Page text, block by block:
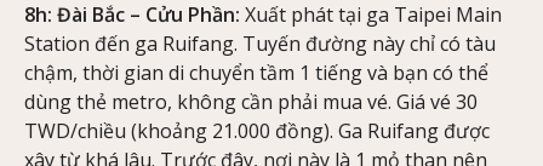
8h: Đài Bắc – Cửu Phần: Xuất phát tại ga Taipei Main
Station đến ga Ruifang. Tuyến đường này chỉ có tàu
chậm, thời gian di chuyển tầm 1 tiếng và bạn có thể
dùng thẻ metro, không cần phải mua vé. Giá vé 30
TWD/chiều (khoảng 21.000 đồng). Ga Ruifang được
xây từ khá lâu. Trước đây, nơi này là 1 mỏ than nên